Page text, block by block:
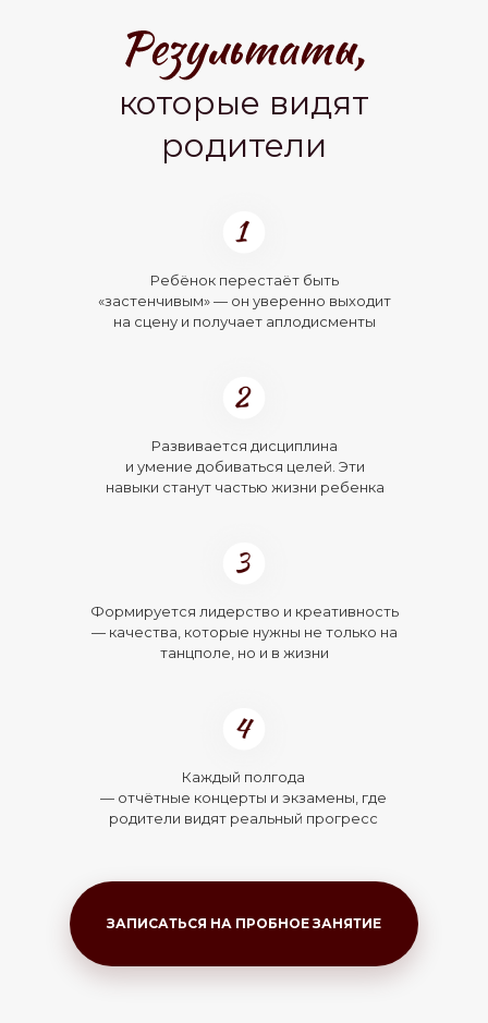
Ребёнок перестаёт быть
«застенчивым» — он уверенно выходит
на сцену и получает аплодисменты
Развивается дисциплина
и умение добиваться целей. Эти
навыки станут частью жизни ребенка
Формируется лидерство и креативность
— качества, которые нужны не только на
танцполе, но и в жизни
Каждый полгода
— отчётные концерты и экзамены, где
родители видят реальный прогресс
которые видят
родители
ЗАПИСАТЬСЯ НА ПРОБНОЕ ЗАНЯТИЕ